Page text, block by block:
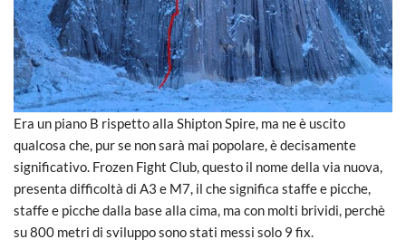
Era un piano B rispetto alla Shipton Spire, ma ne è uscito
qualcosa che, pur se non sarà mai popolare, è decisamente
significativo. Frozen Fight Club, questo il nome della via nuova,
presenta difficoltà di A3 e M7, il che significa staffe e picche,
staffe e picche dalla base alla cima, ma con molti brividi, perchè
su 800 metri di sviluppo sono stati messi solo 9 fix.